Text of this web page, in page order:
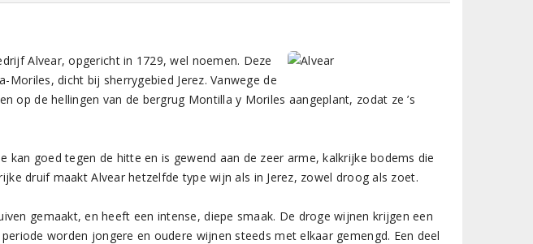
Alvear, opgericht in 1729, wel noemen. Deze
dicht bij sherrygebied Jerez. Vanwege de
op de hellingen van de bergrug Montilla y Moriles aangeplant, zodat ze ’s
kan goed tegen de hitte en is gewend aan de zeer arme, kalkrijke bodems die
druif maakt Alvear hetzelfde type wijn als in Jerez, zowel droog als zoet.
gemaakt, en heeft een intense, diepe smaak. De droge wijnen krijgen een
worden jongere en oudere wijnen steeds met elkaar gemengd. Een deel